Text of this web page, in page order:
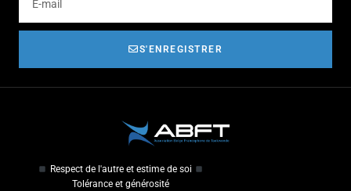
S'ENREGISTRER
Respect de l'autre et estime de soi
Tolérance et générosité